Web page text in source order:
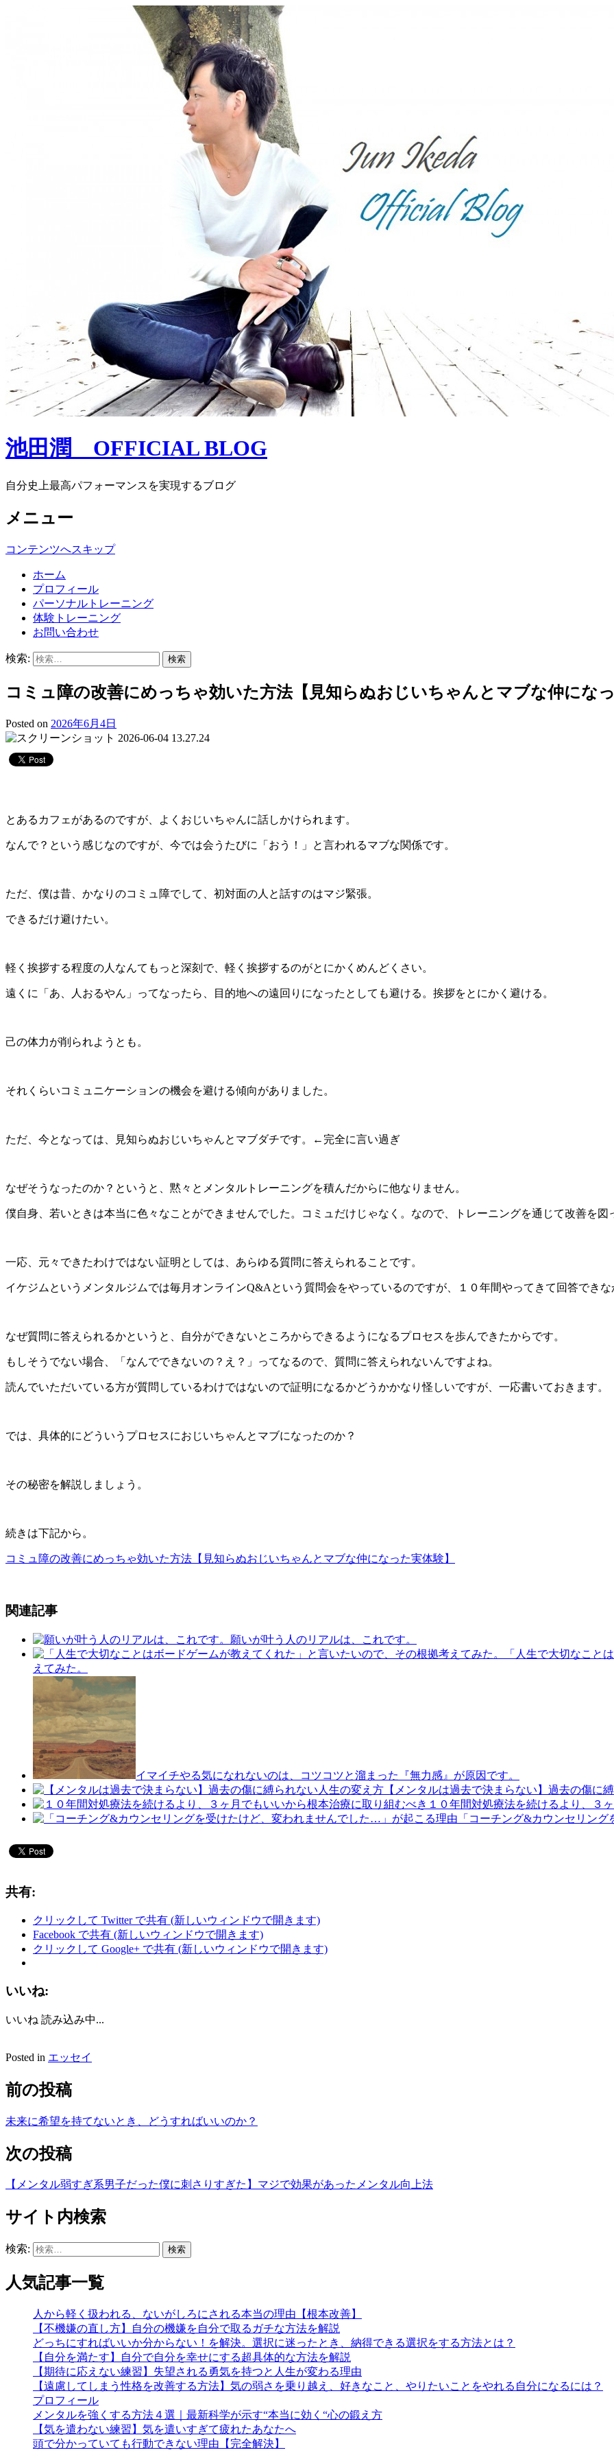
池田潤 OFFICIAL BLOG
自分史上最高パフォーマンスを実現するブログ
メニュー
コンテンツへスキップ
ホーム
プロフィール
パーソナルトレーニング
体験トレーニング
お問い合わせ
検索:
コミュ障の改善にめっちゃ効いた方法【見知らぬおじいちゃんとマブな仲になっ
Posted on 2026年6月4日
とあるカフェがあるのですが、よくおじいちゃんに話しかけられます。
なんで？という感じなのですが、今では会うたびに「おう！」と言われるマブな関係です。
ただ、僕は昔、かなりのコミュ障でして、初対面の人と話すのはマジ緊張。
できるだけ避けたい。
軽く挨拶する程度の人なんてもっと深刻で、軽く挨拶するのがとにかくめんどくさい。
遠くに「あ、人おるやん」ってなったら、目的地への遠回りになったとしても避ける。挨拶をとにかく避ける。
己の体力が削られようとも。
それくらいコミュニケーションの機会を避ける傾向がありました。
ただ、今となっては、見知らぬおじいちゃんとマブダチです。←完全に言い過ぎ
なぜそうなったのか？というと、黙々とメンタルトレーニングを積んだからに他なりません。
僕自身、若いときは本当に色々なことができませんでした。コミュだけじゃなく。なので、トレーニングを通じて改善を図
一応、元々できたわけではない証明としては、あらゆる質問に答えられることです。
イケジムというメンタルジムでは毎月オンラインQ&Aという質問会をやっているのですが、１０年間やってきて回答できな
なぜ質問に答えられるかというと、自分ができないところからできるようになるプロセスを歩んできたからです。
もしそうでない場合、「なんでできないの？え？」ってなるので、質問に答えられないんですよね。
読んでいただいている方が質問しているわけではないので証明になるかどうかかなり怪しいですが、一応書いておきます。
では、具体的にどういうプロセスにおじいちゃんとマブになったのか？
その秘密を解説しましょう。
続きは下記から。
コミュ障の改善にめっちゃ効いた方法【見知らぬおじいちゃんとマブな仲になった実体験】
関連記事
願いが叶う人のリアルは、これです。
「人生で大切なこと
えてみた。
イマイチやる気になれないのは、コツコツと溜まった『無力感』が原因です。
【メンタルは過去で決まらない】過去の傷に
１０年間対処療法を続けるより、３
「コーチング&カウンセリン
共有:
クリックして Twitter で共有 (新しいウィンドウで開きます)
Facebook で共有 (新しいウィンドウで開きます)
クリックして Google+ で共有 (新しいウィンドウで開きます)
いいね:
いいね 読み込み中...
Posted in エッセイ
前の投稿
未来に希望を持てないとき、どうすればいいのか？
次の投稿
【メンタル弱すぎ系男子だった僕に刺さりすぎた】マジで効果があったメンタル向上法
サイト内検索
検索:
人気記事一覧
人から軽く扱われる、ないがしろにされる本当の理由【根本改善】
【不機嫌の直し方】自分の機嫌を自分で取るガチな方法を解説
どっちにすればいいか分からない！を解決。選択に迷ったとき、納得できる選択をする方法とは？
【自分を満たす】自分で自分を幸せにする超具体的な方法を解説
【期待に応えない練習】失望される勇気を持つと人生が変わる理由
【遠慮してしまう性格を改善する方法】気の弱さを乗り越え、好きなこと、やりたいことをやれる自分になるには？
プロフィール
メンタルを強くする方法４選｜最新科学が示す“本当に効く“心の鍛え方
【気を遣わない練習】気を遣いすぎて疲れたあなたへ
頭で分かっていても行動できない理由【完全解決】